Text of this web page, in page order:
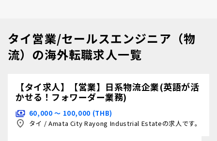
タイ営業/セールスエンジニア（物
流）の海外転職求人一覧
【タイ求人】【営業】日系物流企業(英語が活
かせる！フォワーダー業務)
60,000 〜 100,000 (THB)
タイ / Amata City Rayong Industrial Estateの求人です。